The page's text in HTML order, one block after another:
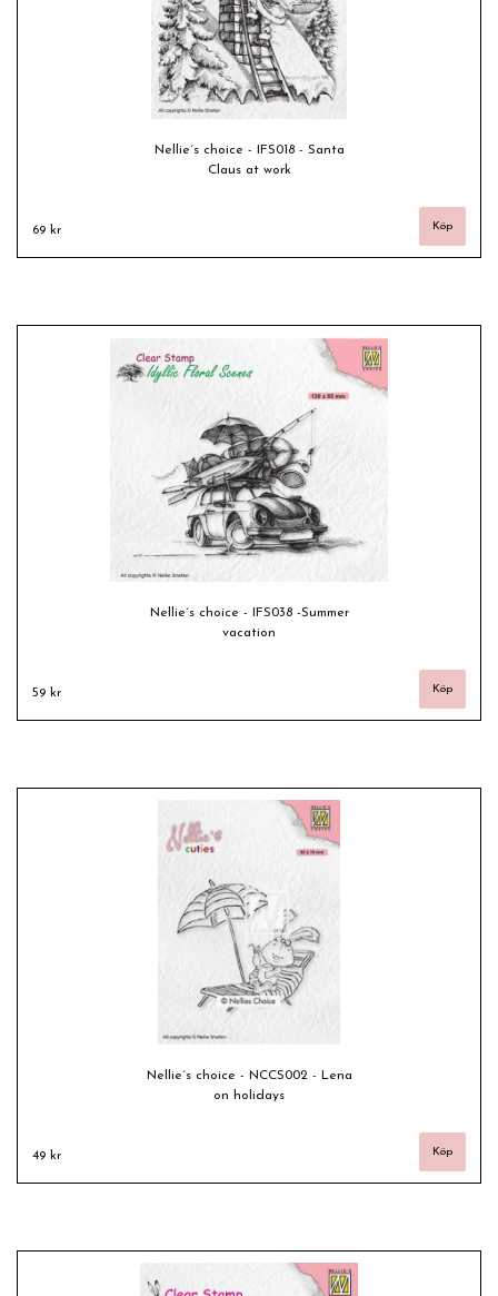
Nellie´s choice - IFS018 - Santa
Claus at work
69 kr
Nellie´s choice - IFS038 -Summer
vacation
59 kr
Nellie´s choice - NCCS002 - Lena
on holidays
49 kr